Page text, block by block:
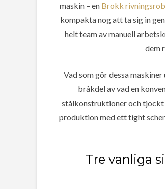
maskin – en Brokk
kompakta nog att ta sig in
helt team av manuell
dem
Vad som gör dessa
bråkdel av vad en
stålkonstruktioner och tjockt
produktion med ett tight
Tre vanliga